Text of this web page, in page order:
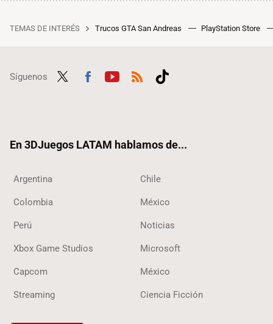
TEMAS DE INTERÉS Trucos GTA San Andreas PlayStation Store
Síguenos
En 3DJuegos LATAM hablamos de...
Argentina Chile
Colombia México
Perú Noticias
Xbox Game Studios Microsoft
Capcom México
Streaming Ciencia Ficción